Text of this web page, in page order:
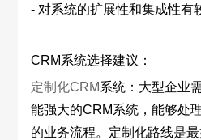
- 对系统的扩展性和集成性有
CRM系统选择建议：
定制化CRM系统：大型企业
能强大的CRM系统，能够处
的业务流程。定制化路线是